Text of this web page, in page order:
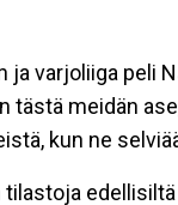
ja varjoliiga peli
meidän
kun ne